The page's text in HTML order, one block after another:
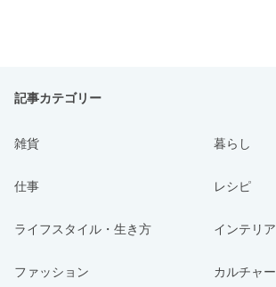
記事カテゴリー
雑貨 暮らし
仕事 レシピ
ライフスタイル・生き方 インテリア
ファッション カルチャー